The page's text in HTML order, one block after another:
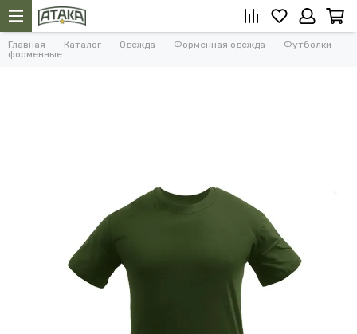
Главная Каталог Одежда Форменная одежда
Футболки
форменные